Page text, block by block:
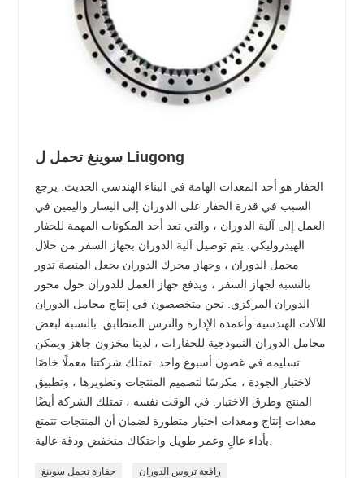
سوينغ تحمل ل Liugong
الحفار هو أحد المعدات الهامة في البناء الهندسي الحديث. يرجع
السبب في قدرة الحفار على الدوران إلى اليسار واليمين في
العمل إلى آلية الدوران ، والتي تعد أحد المكونات المهمة للحفار
الهيدروليكي. يتم توصيل آلية الدوران بجهاز السفر من خلال
محمل الدوران ، وجهاز محرك الدوران يجعل المنصة تدور
بالنسبة لجهاز السفر ، ويدفع جهاز العمل للدوران حول محور
الدوران المركزي. نحن متخصصون في إنتاج محامل الدوران
للآلات الهندسية وأعمدة الإدارة والترس المتطابق. بالنسبة لبعض
محامل الدوران النموذجية للحفارات ، لدينا مخزون جاهز ويمكن
تسليمه في غضون أسبوع واحد. تمتلك شركتنا معملًا خاصًا
لاختبار الجودة ، مكرسًا لتصميم المنتجات وتطويرها ، وتطبيق
المنتج وطرق الاختبار. في الوقت نفسه ، تمتلك الشركة أيضًا
معدات إنتاج ومعدات اختبار متطورة لضمان أن المنتجات تتمتع
حفارة تحمل سوينغ رافعة تروس الدوران